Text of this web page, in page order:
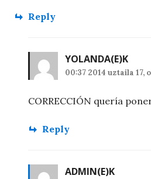
Reply
YOLANDA(E)K
00:37 2014 uztaila 17,
CORRECCIÓN quería
Reply
ADMIN(E)K